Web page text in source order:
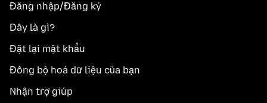
Đăng nhập/Đăng ký
Đây là gì?
Đặt lại mật khẩu
Đồng bộ hoá dữ liệu của bạn
Nhận trợ giúp